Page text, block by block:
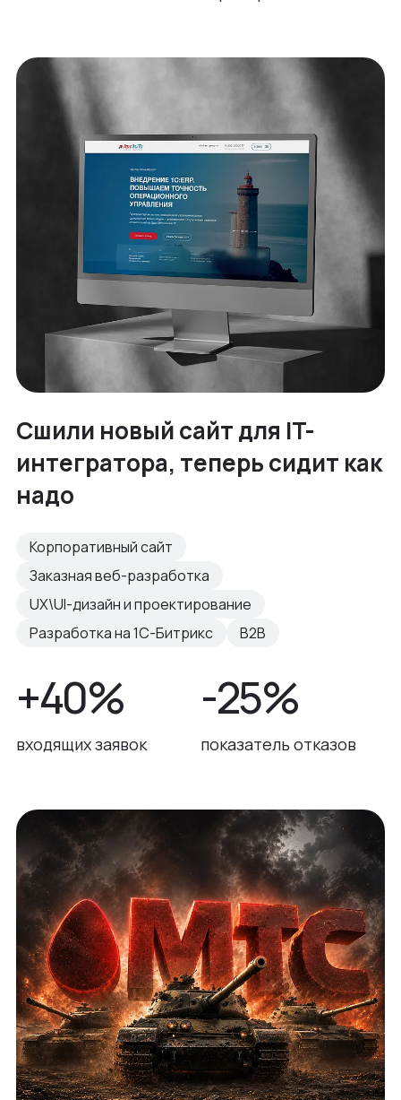
Сшили новый сайт для IT-
интегратора, теперь сидит как
надо
Корпоративный сайт
Заказная веб-разработка
UX\UI-дизайн и проектирование
Разработка на 1С-Битрикс
B2B
+40%
входящих заявок
-25%
показатель отказов